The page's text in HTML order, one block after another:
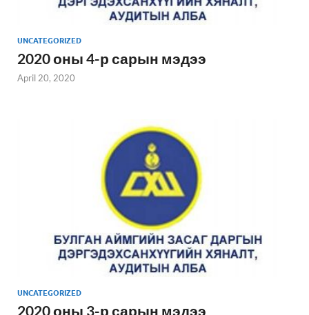
UNCATEGORIZED
2020 оны 4-р сарын мэдээ
April 20, 2020
UNCATEGORIZED
2020 оны 3-р сарын мэдээ